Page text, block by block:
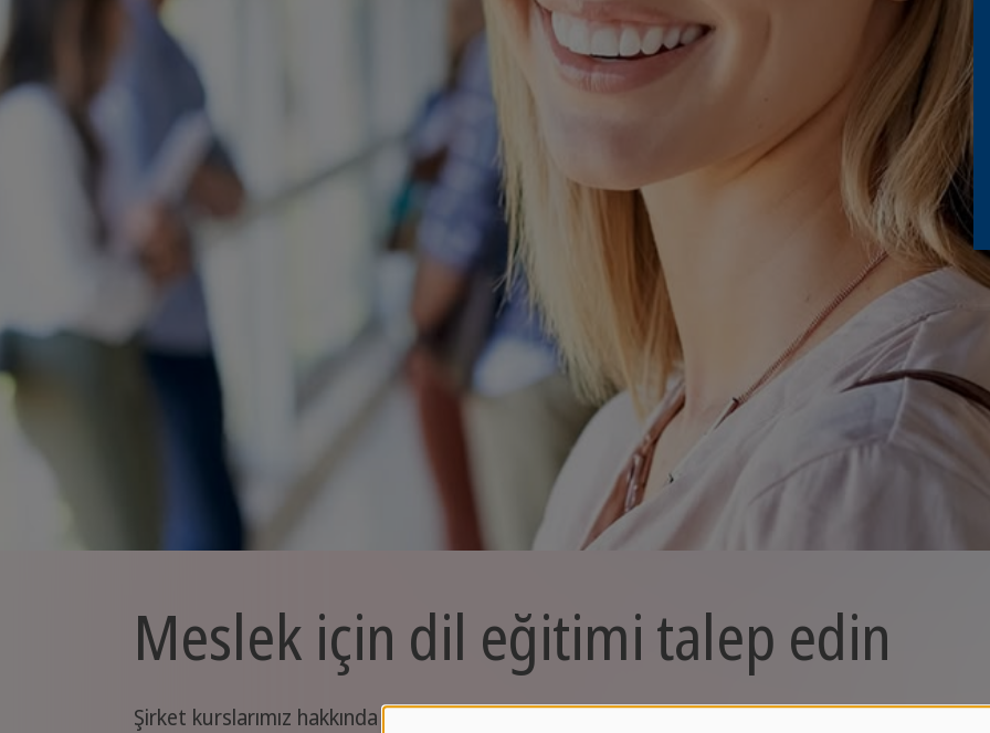
Meslek için dil eğitimi talep edin
Şirket kurslarımız hakkında herhangi bir sorunuz mu var veya ihtiyaçlarınıza uygun özel bir